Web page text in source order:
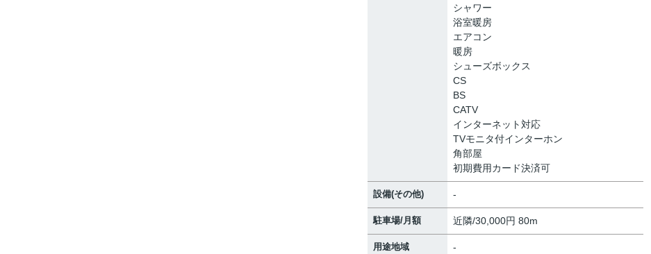
シャワー
浴室暖房
エアコン
暖房
シューズボックス
CS
BS
CATV
インターネット対応
TVモニタ付インターホン
角部屋
初期費用カード決済可
設備(その他) -
駐車場/月額 近隣/30,000円 80m
用途地域 -